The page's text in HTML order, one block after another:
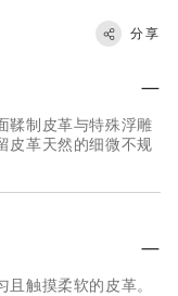
分享
鞣制皮革与特殊浮雕
皮革天然的细微不规
触摸柔软的皮革。